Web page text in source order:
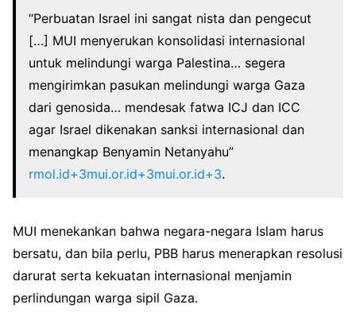
“Perbuatan Israel ini sangat nista dan pengecut
[…] MUI menyerukan konsolidasi internasional
untuk melindungi warga Palestina… segera
mengirimkan pasukan melindungi warga Gaza
dari genosida… mendesak fatwa ICJ dan ICC
agar Israel dikenakan sanksi internasional dan
menangkap Benyamin Netanyahu”
rmol.id+3mui.or.id+3mui.or.id+3.
MUI menekankan bahwa negara-negara Islam harus
bersatu, dan bila perlu, PBB harus menerapkan resolusi
darurat serta kekuatan internasional menjamin
perlindungan warga sipil Gaza.